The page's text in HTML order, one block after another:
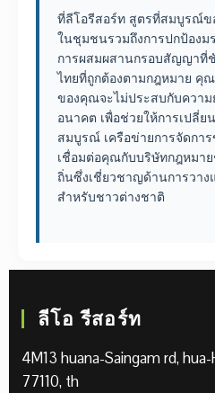
ที่ลีโอรีสอร์ท สูตรที่สมบูรณ์ข
ในชุมชนรวมถึงการปกป้องม
การผสมผสานกรอบสัญญาที่
ไทยที่ถูกต้องตามกฎหมาย คุ
ของคุณจะไม่ประสบกับความ
อนาคต เพื่อช่วยให้การเปลี่ย
สมบูรณ์ เครือข่ายการจัดการ
เชื่อมต่อคุณกับบริษัทกฎหมา
ถิ่นซึ่งเชี่ยวชาญด้านการวาง
สำหรับชาวต่างชาติ
ลีโอ รีสอร์ท
4M13 huana-Saingam rd,
77110, th